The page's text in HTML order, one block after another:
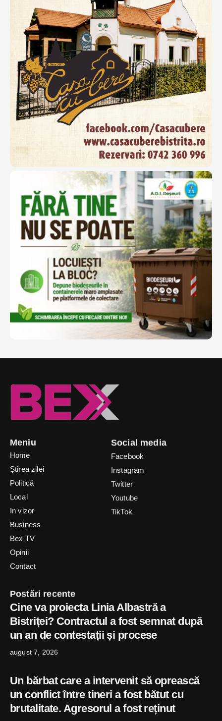
Meniu
Home
Știrea zilei
Politică
Local
In vizor
Business
Bex TV
Opinii
Contact
Social media
Facebook
Instagram
Twitter
Youtube
TikTok
Postări recente
Cine va proiecta Linia Albastră a
Bistriței? Contractul a fost semnat după
un an de contestații și procese
august 7, 2026
Un bărbat care a intervenit să oprească
un conflict între tineri a fost bătut cu
brutalitate. Agresorul a fost reținut